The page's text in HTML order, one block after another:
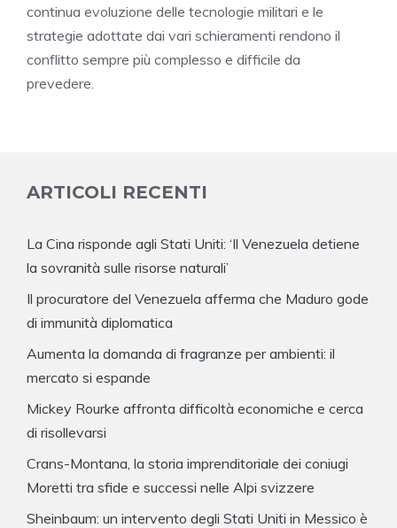
continua evoluzione delle tecnologie militari e le
strategie adottate dai vari schieramenti rendono il
conflitto sempre più complesso e difficile da
prevedere.
ARTICOLI RECENTI
La Cina risponde agli Stati Uniti: ‘Il Venezuela detiene
la sovranità sulle risorse naturali’
Il procuratore del Venezuela afferma che Maduro gode
di immunità diplomatica
Aumenta la domanda di fragranze per ambienti: il
mercato si espande
Mickey Rourke affronta difficoltà economiche e cerca
di risollevarsi
Crans-Montana, la storia imprenditoriale dei coniugi
Moretti tra sfide e successi nelle Alpi svizzere
Sheinbaum: un intervento degli Stati Uniti in Messico è